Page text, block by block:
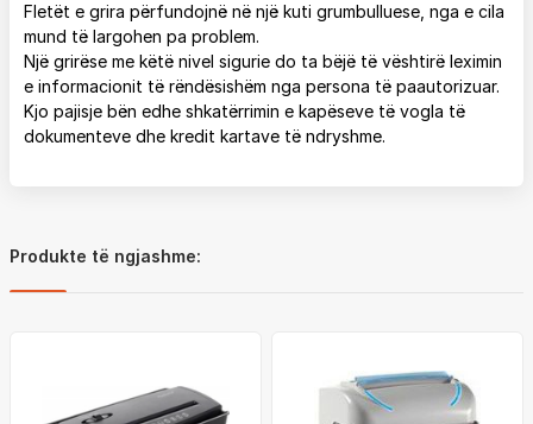
Fletët e grira përfundojnë në një kuti grumbulluese, nga e cila
mund të largohen pa problem.
Një grirëse me këtë nivel sigurie do ta bëjë të vështirë leximin
e informacionit të rëndësishëm nga persona të paautorizuar.
Kjo pajisje bën edhe shkatërrimin e kapëseve të vogla të
dokumenteve dhe kredit kartave të ndryshme.
Produkte të ngjashme: